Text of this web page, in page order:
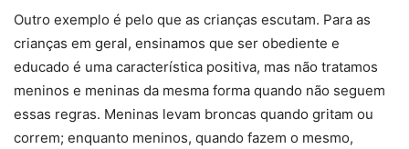
Outro exemplo é pelo que as crianças escutam. Para as
crianças em geral, ensinamos que ser obediente e
educado é uma característica positiva, mas não tratamos
meninos e meninas da mesma forma quando não seguem
essas regras. Meninas levam broncas quando gritam ou
correm; enquanto meninos, quando fazem o mesmo,